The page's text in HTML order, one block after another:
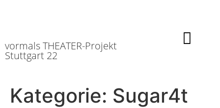
vormals THEATER-Projekt
Stuttgart 22
Kategorie: Sugar4t